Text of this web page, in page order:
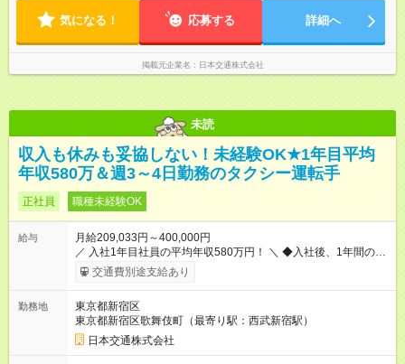
170時間30分 ◆週3～4日出勤の「隔日勤務」
───────────── 働いた翌日は丸24時間勤務が入りませ
ん。 ◆最も稼ぎやすい時間帯で勤務 ───────────── シフ
トは、15：00～翌10：00 ※月間労働時間170.5h ※1回の乗務は
15.5h（休憩3h） ※研修中は実働時間7.5h ※残業は基本的にあり
気になる！ 応募する 詳細へ
掲載元企業名 日本交通株式会社
未読
収入も休みも妥協しない！未経験OK★1年目平均
年収580万＆週3～4日勤務のタクシー運転手
正社員 職種未経験OK
給与
月給209,033円～400,000円
／ 入社1年目社員の平均年収580万円！ ＼ ◆入社後、1年間の給
与保証あり！ ─────────────── 乗務にじっくりと慣れて
いただけるよう、売上に関係なく給与を保証します。保証額以
たします。 【入社1～3カ月目】月給40万円保証 【入社4～12カ
月目】月給35万円保証 【入社13カ月以降】月給20万9033円＋
歩合＋賞与年3回 ※上記には、一律支給の手当を含みます。
※「厚生労働省のタクシー運転者の最低賃金計算方法に基づ
交通費別途支給あり
勤務地
東京都新宿区
東京都新宿区歌舞伎町（最寄り駅：西武新宿駅）
日本交通株式会社